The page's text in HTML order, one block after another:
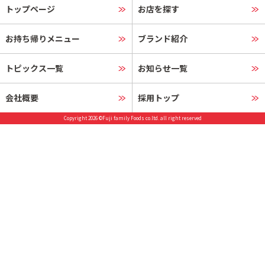
トップページ お店を探す
お持ち帰りメニュー ブランド紹介
トピックス一覧 お知らせ一覧
会社概要 採用トップ
Copyright 2026 ©Fuji family Foods co.ltd. all right reserved